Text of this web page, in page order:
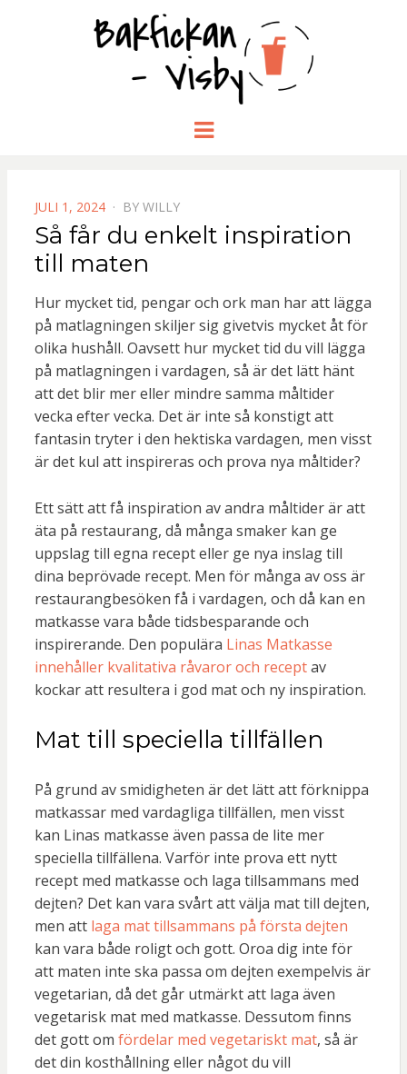
BAKFICKAN
Menu
POSTED
ON
JULI 1, 2024 BY WILLY
Så får du enkelt inspiration
till maten
Hur mycket tid, pengar och ork man har att lägga
på matlagningen skiljer sig givetvis mycket åt för
olika hushåll. Oavsett hur mycket tid du vill lägga
på matlagningen i vardagen, så är det lätt hänt
att det blir mer eller mindre samma måltider
vecka efter vecka. Det är inte så konstigt att
fantasin tryter i den hektiska vardagen, men visst
är det kul att inspireras och prova nya måltider?
Ett sätt att få inspiration av andra måltider är att
äta på restaurang, då många smaker kan ge
uppslag till egna recept eller ge nya inslag till
dina beprövade recept. Men för många av oss är
restaurangbesöken få i vardagen, och då kan en
matkasse vara både tidsbesparande och
inspirerande. Den populära Linas Matkasse
innehåller kvalitativa råvaror och receptav
kockar att resultera i god mat och ny inspiration.
Mat till speciella tillfällen
På grund av smidigheten är det lätt att förknippa
matkassar med vardagliga tillfällen, men visst
kan Linas matkasse även passa de lite mer
speciella tillfällena. Varför inte prova ett nytt
recept med matkasse och laga tillsammans med
dejten? Det kan vara svårt att välja mat till dejten,
men att laga mat tillsammans på första dejten
kan vara både roligt och gott. Oroa dig inte för
att maten inte ska passa om dejten exempelvis är
vegetarian, då det går utmärkt att laga även
vegetarisk mat med matkasse. Dessutom finns
det gott om fördelar med vegetariskt mat, så är
det din kosthållning eller något du vill